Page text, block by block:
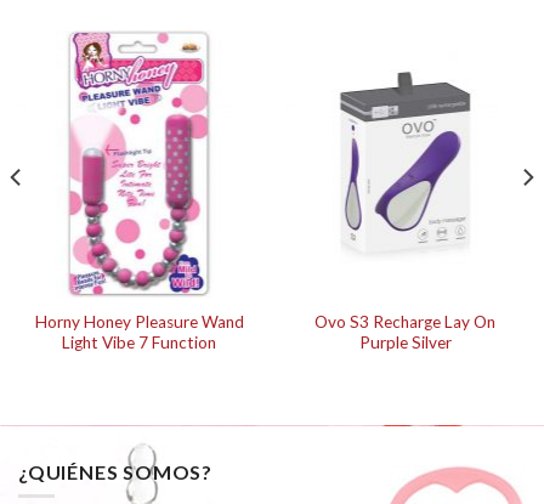
Horny Honey Pleasure Wand
Light Vibe 7 Function
Ovo S3 Recharge Lay On
Purple Silver
¿QUIÉNES SOMOS?